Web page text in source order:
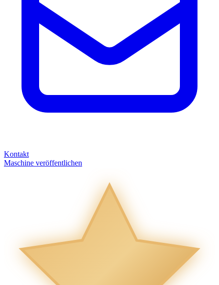
Kontakt
Maschine veröffentlichen